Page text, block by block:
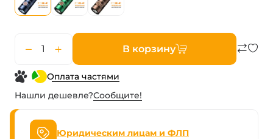
В корзину
Оплата частями
Нашли дешевле?Сообщите!
Юридическим лицам и ФЛП